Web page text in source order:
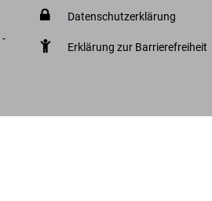
-
Datenschutzerklärung
Erklärung zur Barrierefreiheit